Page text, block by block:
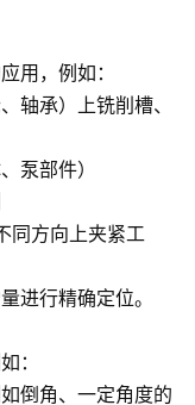
用，例如：
轴承）上铣削槽、
泵部件）
同方向上夹紧工
进行精确定位。
：
倒角、一定角度的